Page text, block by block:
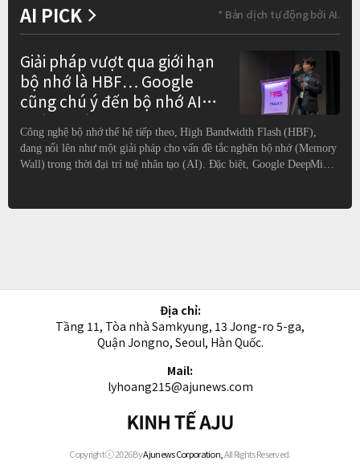
AI PICK * Bản dịch tự động bởi AI.
Giải pháp vượt qua giới hạn
bộ nhớ là HBF… Google
cũng chú ý đến bộ nhớ AI
thế hệ tiếp theo
Công nghệ bộ nhớ thế hệ tiếp theo, High Bandwidth Flash (HBF),
đang nổi lên như một giải pháp cho vấn đề tắc nghẽn bộ nhớ (Memory
Wall) trong thời đại trí tuệ nhân tạo (AI). Đặc biệt, Google DeepMind
8, tại hội nghị bộ nhớ lớn nhất thế giới FMS 2026 được tổ chức tại
Địa chỉ:
Tầng 11, Tòa nhà Samkyung, 13 Jong-ro 5-ga,
Quận Jongno, Seoul, Hàn Quốc.
Mail:
lyhoang215@ajunews.com
Kinh
tế
AJU
Copyright ⓒ 2026 ByAjunews Corporation, All Rights Reserved.